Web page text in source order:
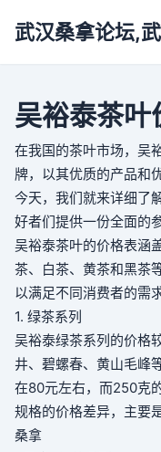
武汉桑拿论坛,
吴裕泰茶叶
在我国的茶叶市场，吴
牌，以其优质的产品和
今天，我们就来详细了
好者们提供一份全面的参
吴裕泰茶叶的价格表涵
茶、白茶、黄茶和黑茶
以满足不同消费者的需
1. 绿茶系列
吴裕泰绿茶系列的价格
井、碧螺春、黄山毛峰
在80元左右，而250克
规格的价格差异，主要
桑拿